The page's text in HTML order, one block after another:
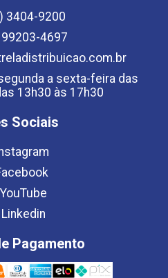
3404-9200
4697
a sexta-feira das
13h30 às 17h30
Sociais
YouTube
Linkedin
Pagamento